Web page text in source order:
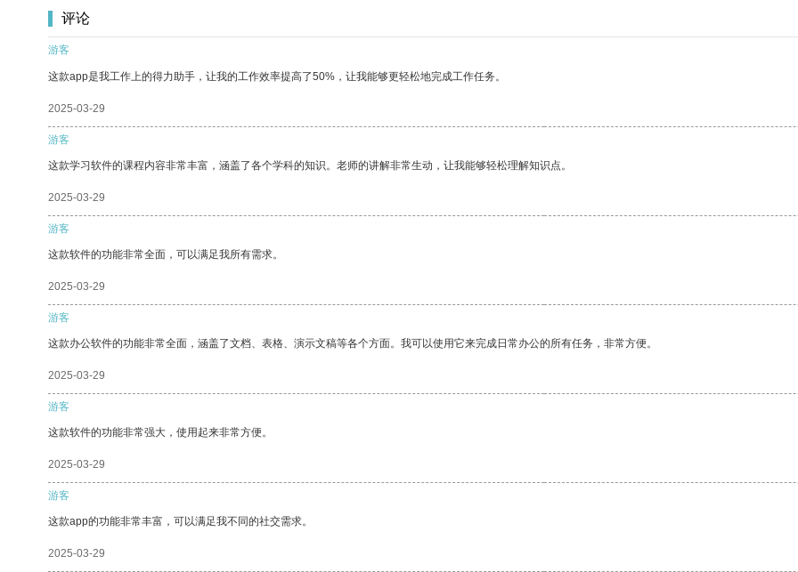
评论
游客
这款app是我工作上的得力助手，让我的工作效率提高了50%，让我能够更轻松地完成工作任务。
2025-03-29
游客
这款学习软件的课程内容非常丰富，涵盖了各个学科的知识。老师的讲解非常生动，让我能够轻松理解知识点。
2025-03-29
游客
这款软件的功能非常全面，可以满足我所有需求。
2025-03-29
游客
这款办公软件的功能非常全面，涵盖了文档、表格、演示文稿等各个方面。我可以使用它来完成日常办公的所有任务，非常方便。
2025-03-29
游客
这款软件的功能非常强大，使用起来非常方便。
2025-03-29
游客
这款app的功能非常丰富，可以满足我不同的社交需求。
2025-03-29